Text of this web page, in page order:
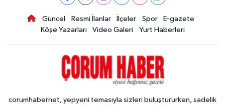
Güncel Resmi İlanlar İlçeler Spor
E-gazete
Köşe Yazarları
Video Galeri Yurt Haberleri
corumhabernet, yepyeni temasıyla sizleri buluştururken, sadelik